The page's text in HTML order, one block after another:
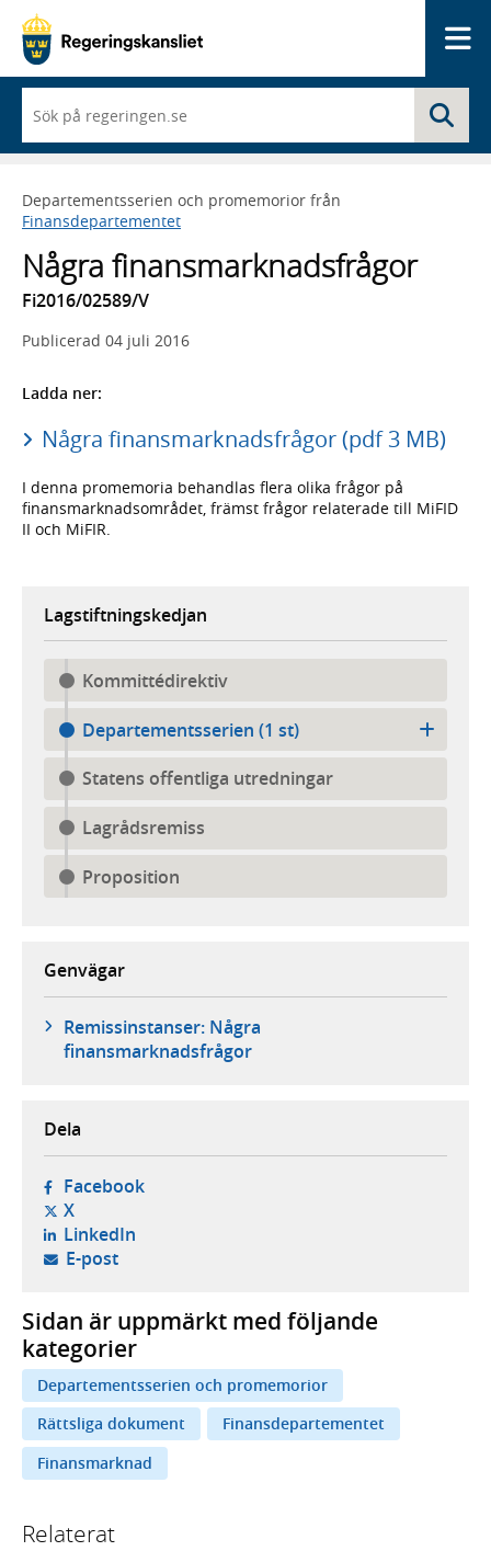
du
börjar
skriva
framträder
en
med
sökförslag
Departementsserien och promemorior från
Finansdepartementet
Några finansmarknadsfrågor
Fi2016/02589/V
Publicerad 04 juli 2016
Ladda ner:
Några finansmarknadsfrågor (pdf 3 MB)
I denna promemoria behandlas flera olika frågor på
finansmarknadsområdet, främst frågor relaterade till MiFID
II och MiFIR.
Lagstiftningskedjan
Kommittédirektiv
Departementsserien (1 st)
Statens offentliga utredningar
Lagrådsremiss
Proposition
Genvägar
Remissinstanser: Några
finansmarknadsfrågor
Dela
Facebook- öppnas i ny flik, extern webbplats,
X- öppnas i ny flik, extern webbplats,
LinkedIn- öppnas i ny flik, extern webbplats,
E-post- öppnar din e-postklient,
Sidan är uppmärkt med följande
kategorier
Departementsserien och promemorior
Rättsliga dokument
Finansdepartementet
Finansmarknad
Relaterat